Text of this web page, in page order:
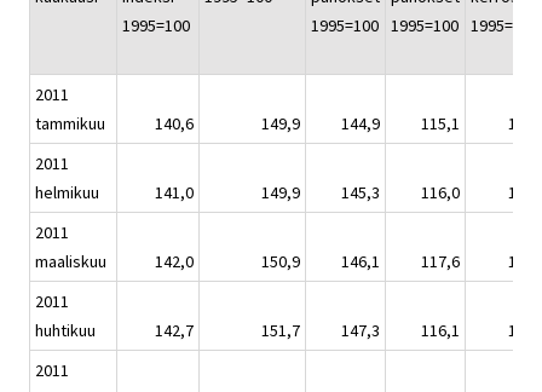
1995=100
1995=100 1995=100 1995=100
2011
tammikuu
140,6 149,9 144,9 115,1
2011
helmikuu
141,0 149,9 145,3 116,0
2011
maaliskuu
142,0 150,9 146,1 117,6
2011
huhtikuu
142,7 151,7 147,3 116,1
2011